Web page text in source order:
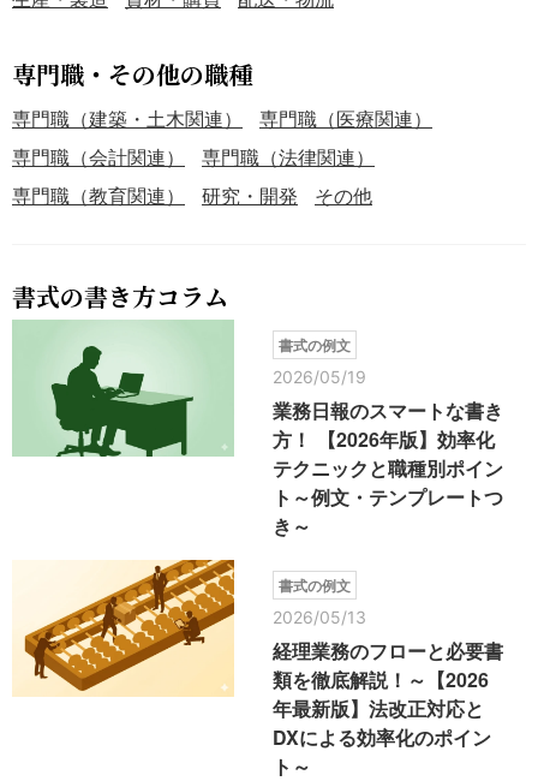
専門職・その他の職種
専門職（建築・土木関連）
専門職（医療関連）
専門職（会計関連）
専門職（法律関連）
専門職（教育関連）
研究・開発 その他
書式の書き方コラム
書式の例文
2026/05/19
業務日報のスマートな書き
方！ 【2026年版】効率化
テクニックと職種別ポイン
ト～例文・テンプレートつ
き～
書式の例文
2026/05/13
経理業務のフローと必要書
類を徹底解説！～【2026
年最新版】法改正対応と
DXによる効率化のポイン
ト～